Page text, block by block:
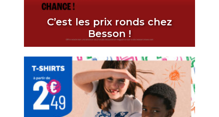
C’est les prix ronds chez
Besson !